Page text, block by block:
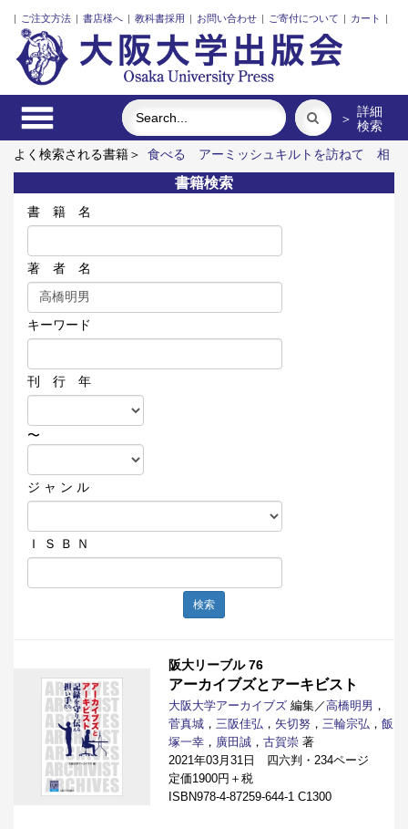
| ご注文方法 | 書店様へ | 教科書採用 | お問い合わせ | ご寄付について | カート |
＞ 詳細
検索
よく検索される書籍＞
食べる アーミッシュキルトを訪ねて
相
対論的多体系としての原子核
固体高分子形燃料電池要素材料・
水素貯蔵材料の知的設計
レーザーとプラズマと粒子ビーム
ロ
シア語
書籍検索
書 籍 名
著 者 名
キーワード
刊 行 年
〜
ジ ャ ン ル
Ｉ Ｓ Ｂ Ｎ
検索
阪大リーブル 76
アーカイブズとアーキビスト
大阪大学アーカイブズ 編集／高橋明男 ，
菅真城 ， 三阪佳弘 ， 矢切努 ， 三輪宗弘 ， 飯
塚一幸 ， 廣田誠 ， 古賀崇 著
2021年03月31日 四六判・234ページ
定価1900円＋税
ISBN978-4-87259-644-1 C1300